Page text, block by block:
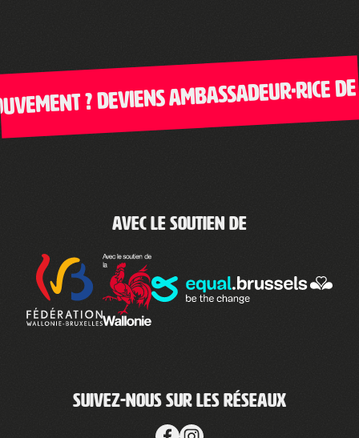
? Deviens ambassadeur·rice de
Avec le soutien de
Suivez-nous sur les réseaux